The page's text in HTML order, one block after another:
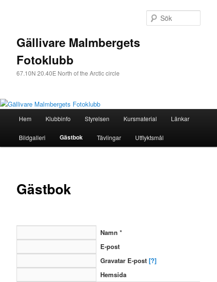
Gällivare Malmbergets
Fotoklubb
67.10N 20.40E North of the Arctic circle
Hoppa
till
Hem Klubbinfo Styrelsen Kursmaterial Länkar
Bildgalleri Gästbok Tävlingar Utflyktsmål
Gästbok
Namn *
E-post
Gravatar E-post[?]
Hemsida